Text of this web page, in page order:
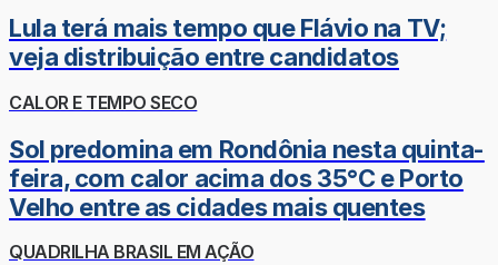
Lula terá mais tempo que Flávio na TV;
veja distribuição entre candidatos
CALOR E TEMPO SECO
Sol predomina em Rondônia nesta quinta-
feira, com calor acima dos 35°C e Porto
Velho entre as cidades mais quentes
QUADRILHA BRASIL EM AÇÃO